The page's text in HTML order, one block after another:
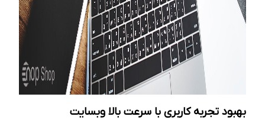
بهبود تجربه کاربری با سرعت بالا وبسایت